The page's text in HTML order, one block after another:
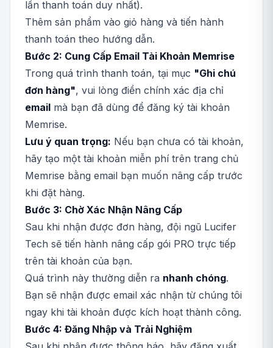
lần thanh toán duy nhất).
Thêm sản phẩm vào giỏ hàng và tiến hành
thanh toán theo hướng dẫn.
Bước 2: Cung Cấp Email Tài Khoản Memrise
Trong quá trình thanh toán, tại mục "Ghi chú
đơn hàng", vui lòng điền chính xác địa chỉ
email mà bạn đã dùng để đăng ký tài khoản
Memrise.
Lưu ý quan trọng: Nếu bạn chưa có tài khoản,
hãy tạo một tài khoản miễn phí trên trang chủ
Memrise bằng email bạn muốn nâng cấp trước
khi đặt hàng.
Bước 3: Chờ Xác Nhận Nâng Cấp
Sau khi nhận được đơn hàng, đội ngũ Lucifer
Tech sẽ tiến hành nâng cấp gói PRO trực tiếp
trên tài khoản của bạn.
Quá trình này thường diễn ra nhanh chóng.
Bạn sẽ nhận được email xác nhận từ chúng tôi
ngay khi tài khoản được kích hoạt thành công.
Bước 4: Đăng Nhập và Trải Nghiệm